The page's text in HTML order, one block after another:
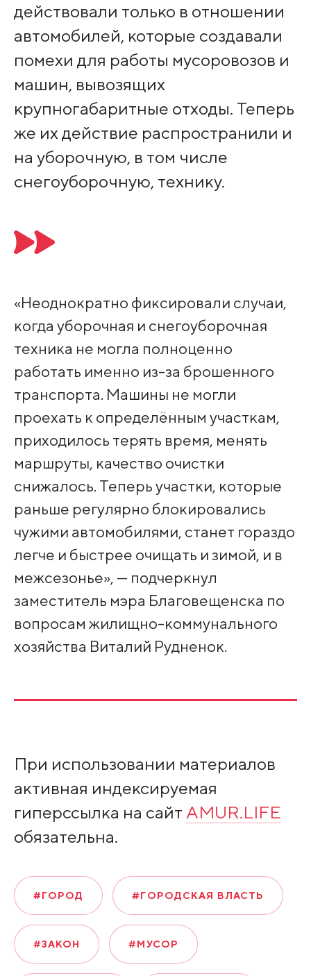
действовали только в отношении
автомобилей, которые создавали
помехи для работы мусоровозов и
машин, вывозящих
крупногабаритные отходы. Теперь
же их действие распространили и
на уборочную, в том числе
снегоуборочную, технику.
«Неоднократно фиксировали случаи,
когда уборочная и снегоуборочная
техника не могла полноценно
работать именно из-за брошенного
транспорта. Машины не могли
проехать к определённым участкам,
приходилось терять время, менять
маршруты, качество очистки
снижалось. Теперь участки, которые
раньше регулярно блокировались
чужими автомобилями, станет гораздо
легче и быстрее очищать и зимой, и в
межсезонье», — подчеркнул
заместитель мэра Благовещенска по
вопросам жилищно-коммунального
хозяйства Виталий Рудненок.
При использовании материалов
активная индексируемая
гиперссылка на сайт AMUR.LIFE
обязательна.
#ГОРОД #ГОРОДСКАЯ ВЛАСТЬ
#ЗАКОН #МУСОР